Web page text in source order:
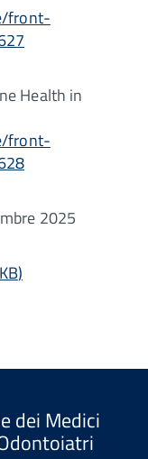
front-
Health in
front-
2025
)
dei Medici